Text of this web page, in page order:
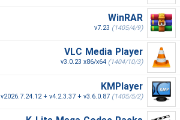
WinRAR
v7.23 (1405/4/9)
VLC Media Player
v3.0.23 x86/x64 (1404/10/3)
KMPlayer
v2026.7.24.12 + v4.2.3.37 + v3.6.0.87 (1405/5/2)